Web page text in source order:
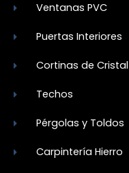
Ventanas PVC
Puertas Interiores
Cortinas de Cristal
Techos
Pérgolas y Toldos
Carpintería Hierro